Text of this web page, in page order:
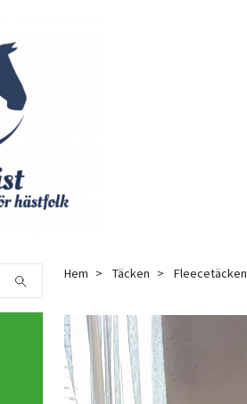
Hem Täcken Fleecetäcken